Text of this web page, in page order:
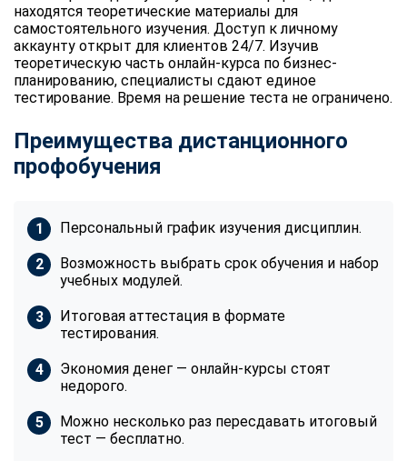
находятся теоретические материалы для
самостоятельного изучения. Доступ к личному
аккаунту открыт для клиентов 24/7. Изучив
теоретическую часть онлайн-курса по бизнес-
планированию, специалисты сдают единое
тестирование. Время на решение теста не ограничено.
Преимущества дистанционного
профобучения
Персональный график изучения дисциплин.
Возможность выбрать срок обучения и набор
учебных модулей.
Итоговая аттестация в формате
тестирования.
Экономия денег — онлайн-курсы стоят
недорого.
Можно несколько раз пересдавать итоговый
тест — бесплатно.